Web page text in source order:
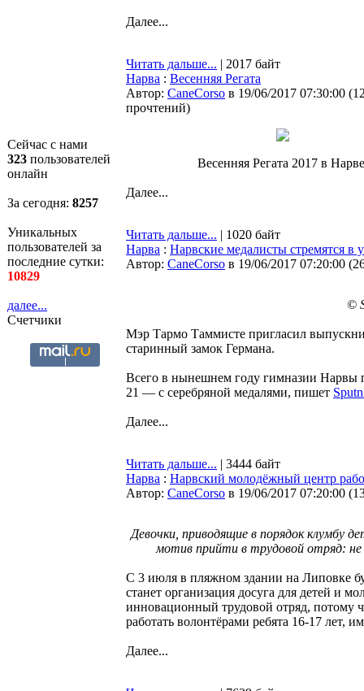
Сейчас с нами
323 пользователей
онлайн
За сегодня: 8257
Уникальных
пользователей за
последние сутки:
10829
далее...
Счетчики
Далее...
Читать дальше... | 2017 байт
Нарва : Весенняя Регата
Автор: CaneCorso в 19/06/2017 07:30:00 (
прочтений)
Весенняя Регата 2017 в
Далее...
Читать дальше... | 1020 байт
Нарва : Нарвские медалисты стремятся в
Автор: CaneCorso в 19/06/2017 07:20:00 (
©
Мэр Тармо Таммисте пригласил
старинный замок Германа.
Всего в нынешнем году гимназии Нарвы
21 — с серебряной медалями, пишет
Далее...
Читать дальше... | 3444 байт
Нарва : Нарвский молодёжный центр
Автор: CaneCorso в 19/06/2017 07:20:00 (
Девочки, приводящие в порядок клумбу
мотив прийти в трудовой отряд: не
С 3 июля в пляжном здании на Липовке
станет организация досуга для детей и
инновационный трудовой отряд, потому
работать волонтёрами ребята 16-17 лет,
Далее...